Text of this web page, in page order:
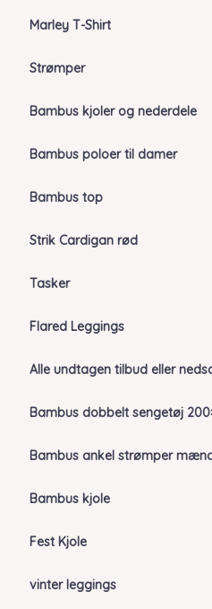
Marley T-Shirt
Strømper
Bambus kjoler og nederdele
Bambus poloer til damer
Bambus top
Strik Cardigan rød
Tasker
Flared Leggings
Alle undtagen tilbud eller
Bambus dobbelt sengetøj
Bambus ankel strømper
Bambus kjole
Fest Kjole
vinter leggings